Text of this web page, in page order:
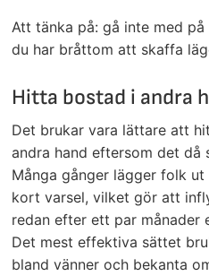
Att tänka på: gå inte med
du har bråttom att skaffa
Hitta bostad i andra
Det brukar vara lättare att
andra hand eftersom det då
Många gånger lägger folk
kort varsel, vilket gör att
redan efter ett par månader
Det mest effektiva sättet
bland vänner och bekanta